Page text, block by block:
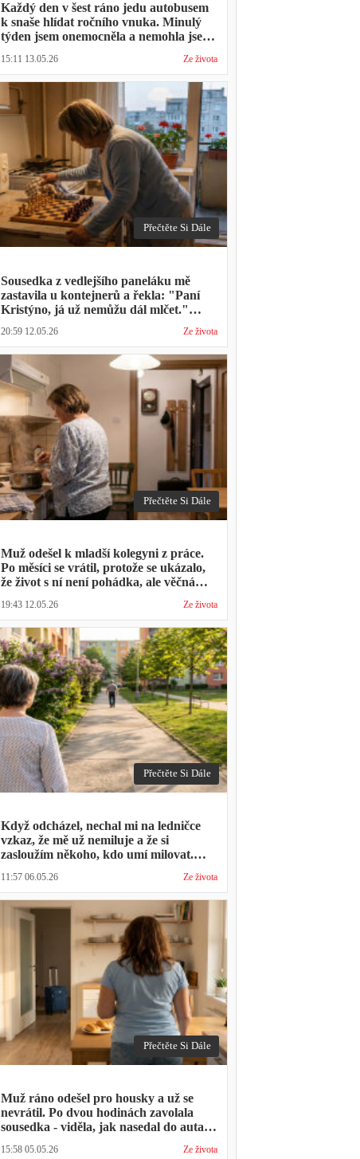
Každý den v šest ráno jedu autobusem
k snaše hlídat ročního vnuka. Minulý
týden jsem onemocněla a nemohla jsem
den volna. Víš, kolik nás to stálo?"
15:11 13.05.26 Ze života
Přečtěte Si Dále
Sousedka z vedlejšího paneláku mě
zastavila u kontejnerů a řekla: "Paní
Kristýno, já už nemůžu dál mlčet."
manžela ve čtvrtky na lavičce před
lékárnou s tou samou ženou
20:59 12.05.26 Ze života
Přečtěte Si Dále
Muž odešel k mladší kolegyni z práce.
Po měsíci se vrátil, protože se ukázalo,
že život s ní není pohádka, ale věčná
19:43 12.05.26 Ze života
Přečtěte Si Dále
Když odcházel, nechal mi na ledničce
vzkaz, že mě už nemiluje a že si
zasloužím někoho, kdo umí milovat.
mohl přijít na nedělní oběd, protože ta
druhá ho vyhodila a nemá kde strávit
svátky
11:57 06.05.26 Ze života
Přečtěte Si Dále
Muž ráno odešel pro housky a už se
nevrátil. Po dvou hodinách zavolala
sousedka - viděla, jak nasedal do auta s
týden pomáhala balit na služební cestu
15:58 05.05.26 Ze života